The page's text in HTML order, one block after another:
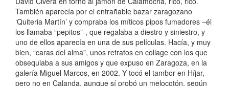
También aparecía por el entrañable bazar zaragozano
‘Quiteria Martín’ y compraba los míticos pipos fumadores –él
los llamaba “pepitos”-, que regalaba a diestro y siniestro, y
uno de ellos aparecía en una de sus películas. Hacía, y muy
bien, “caras del alma”, unos retratos en collage con los que
obsequiaba a sus amigos y que expuso en Zaragoza, en la
galería Miguel Marcos, en 2002. Y tocó el tambor en Híjar,
pero no en Calanda, aunque sí probó un melocotón, según